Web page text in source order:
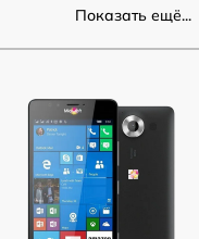
Показать ещё...